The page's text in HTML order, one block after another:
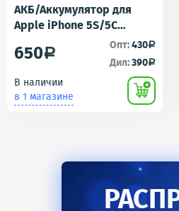
АКБ/Аккумулятор для
Apple iPhone 5S/5C
(Айфон 5C/5Ц) тех. упак.
OEM
650a Опт:430a
Дил:390a
В наличии
в 1 магазине